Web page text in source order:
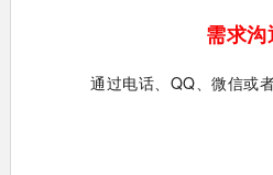
需求沟
通过电话、QQ、微信或